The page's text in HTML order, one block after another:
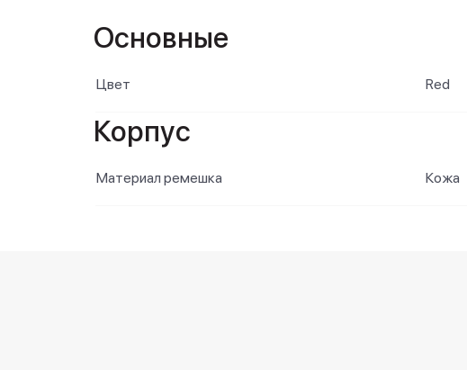
Основные
Цвет Red
Корпус
Материал ремешка Кожа